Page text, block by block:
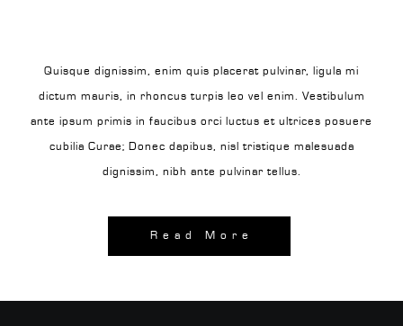
Quisque dignissim, enim quis placerat pulvinar, ligula mi
dictum mauris, in rhoncus turpis leo vel enim. Vestibulum
ante ipsum primis in faucibus orci luctus et ultrices posuere
cubilia Curae; Donec dapibus, nisl tristique malesuada
dignissim, nibh ante pulvinar tellus.
Read More